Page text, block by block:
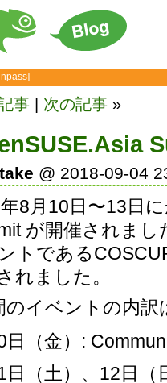
事 次の記事 »
@ 2018-09-04
8月10日〜13日
が開催されま
トである
れました。
のイベントの内
日（金）:
日（土）、12日